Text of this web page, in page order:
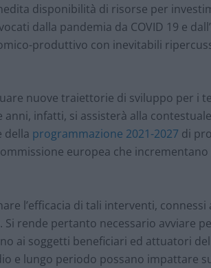
disponibilità di risorse per
dalla pandemia da COVID 19 e
produttivo con inevitabili
nuove traiettorie di sviluppo per i
infatti, si assisterà alla
della programmazione 2021-2027 di
europea che
l’efficacia di tali interventi, connessi
rende pertanto necessario avviare
ai soggetti beneficiari ed attuatori
e lungo periodo possano impattare